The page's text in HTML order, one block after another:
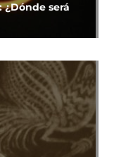
¿Dónde será